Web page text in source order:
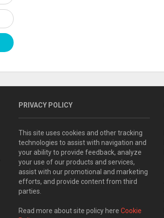
PRIVACY POLICY
This site uses cookies and other tracking
technologies to assist with navigation and
your ability to provide feedback, analyze
your use of our products and services,
assist with our promotional and marketing
efforts, and provide content from third
parties.
Read more about site policy here Cookie